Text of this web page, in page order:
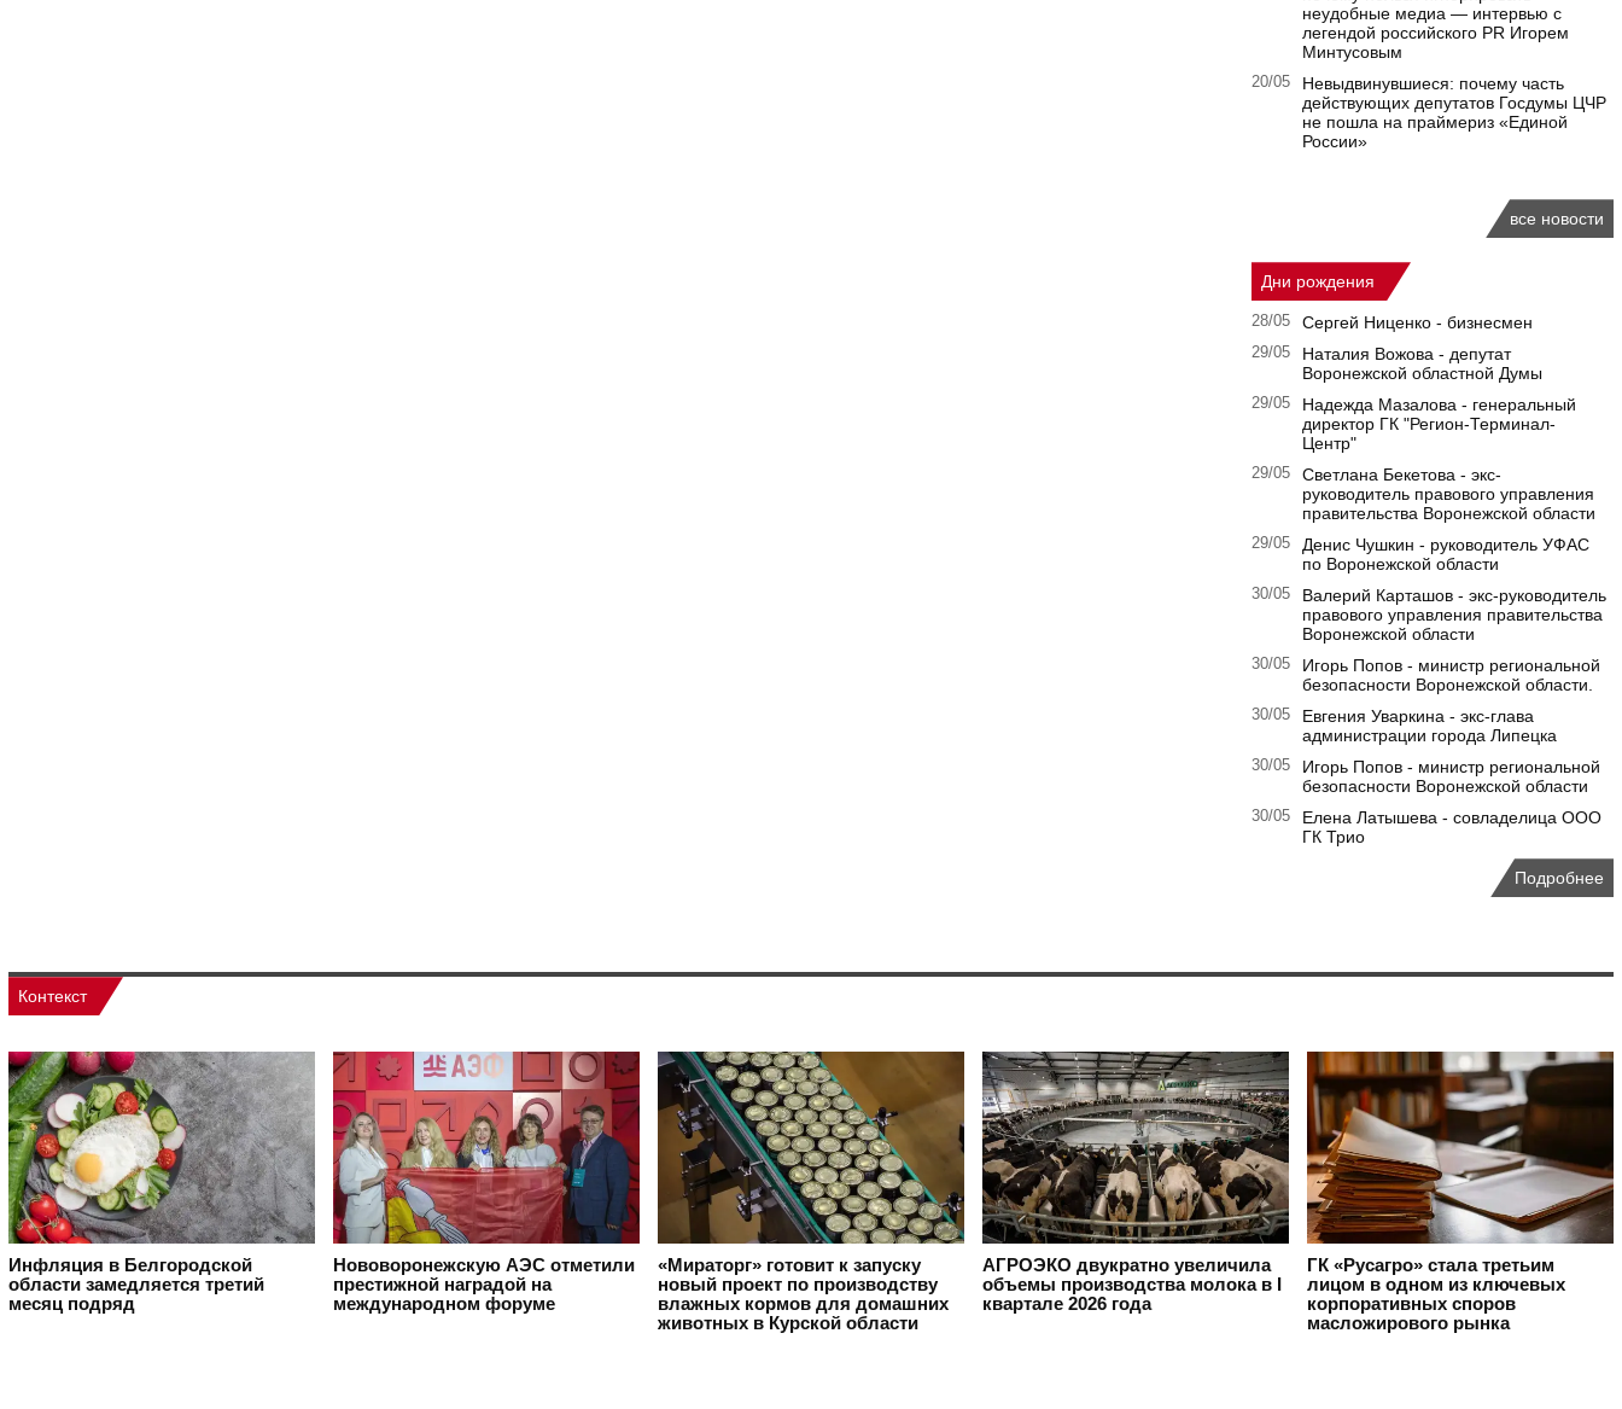
неудобные медиа — интервью с
легендой российского PR Игорем
Минтусовым
20/05
Невыдвинувшиеся: почему часть
действующих депутатов Госдумы ЦЧР
не пошла на праймериз «Единой
России»
все новости
Дни рождения
28/05 Сергей Ниценко - бизнесмен
29/05
Наталия Вожова - депутат
Воронежской областной Думы
29/05
Надежда Мазалова - генеральный
директор ГК "Регион-Терминал-
Центр"
29/05
Светлана Бекетова - экс-
руководитель правового управления
правительства Воронежской области
29/05
Денис Чушкин - руководитель УФАС
по Воронежской области
30/05
Валерий Карташов - экс-руководитель
правового управления правительства
Воронежской области
30/05
Игорь Попов - министр региональной
безопасности Воронежской области.
30/05
Евгения Уваркина - экс-глава
администрации города Липецка
30/05
Игорь Попов - министр региональной
безопасности Воронежской области
30/05
Елена Латышева - совладелица ООО
ГК Трио
Подробнее
Контекст
Инфляция в Белгородской
области замедляется третий
месяц подряд
Нововоронежскую АЭС отметили
престижной наградой на
международном форуме
«Мираторг» готовит к запуску
новый проект по производству
влажных кормов для домашних
животных в Курской области
АГРОЭКО двукратно увеличила
объемы производства молока в I
квартале 2026 года
ГК «Русагро» стала третьим
лицом в одном из ключевых
корпоративных споров
масложирового рынка